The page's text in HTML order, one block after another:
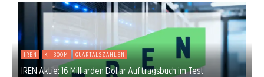
IREN KI-BOOM QUARTALSZAHLEN
IREN Aktie: 16 Milliarden Dollar Auftragsbuch im Test